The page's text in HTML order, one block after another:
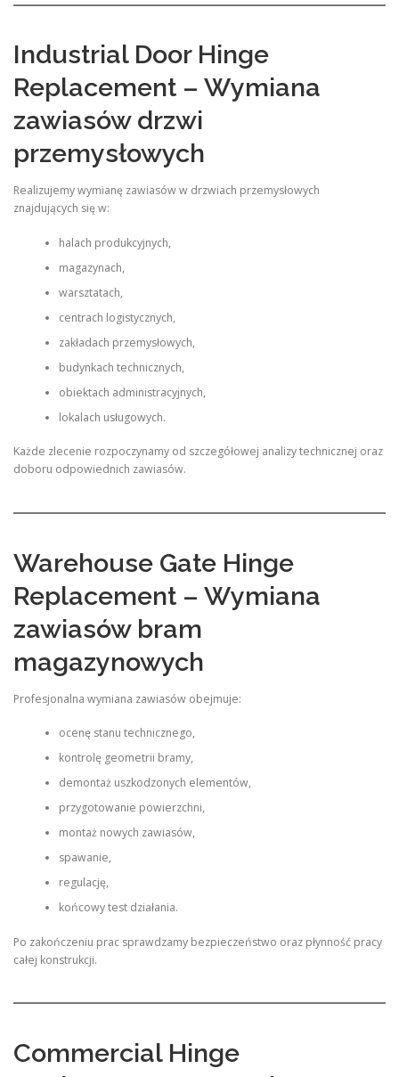
Industrial Door Hinge
Replacement – Wymiana
zawiasów drzwi
przemysłowych
Realizujemy wymianę zawiasów w drzwiach przemysłowych
znajdujących się w:
halach produkcyjnych,
magazynach,
warsztatach,
centrach logistycznych,
zakładach przemysłowych,
budynkach technicznych,
obiektach administracyjnych,
lokalach usługowych.
Każde zlecenie rozpoczynamy od szczegółowej analizy technicznej oraz
doboru odpowiednich zawiasów.
Warehouse Gate Hinge
Replacement – Wymiana
zawiasów bram
magazynowych
Profesjonalna wymiana zawiasów obejmuje:
ocenę stanu technicznego,
kontrolę geometrii bramy,
demontaż uszkodzonych elementów,
przygotowanie powierzchni,
montaż nowych zawiasów,
spawanie,
regulację,
końcowy test działania.
Po zakończeniu prac sprawdzamy bezpieczeństwo oraz płynność pracy
całej konstrukcji.
Commercial Hinge